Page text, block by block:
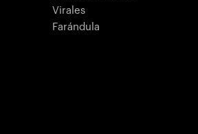
Virales
Farándula